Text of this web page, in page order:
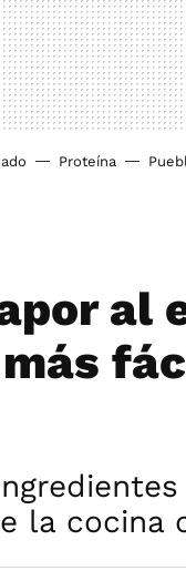
Proteína
al
la cocina